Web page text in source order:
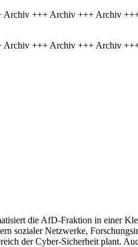
+++ Archiv +++ Archiv
+++ Archiv +++ Archiv
die AfD-Fraktion in einer
sozialer Netzwerke,
der Cyber-Sicherheit plant.